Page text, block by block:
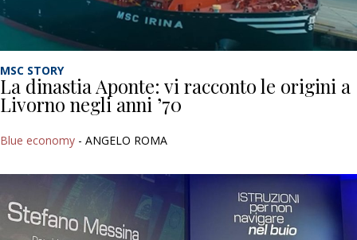
MSC STORY
La dinastia Aponte: vi racconto le origini a
Livorno negli anni ’70
Blue economy - ANGELO ROMA